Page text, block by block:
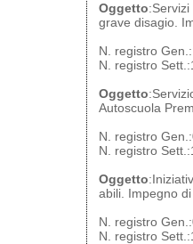
Oggetto
grave disagio.
N. registro
N. registro
Oggetto
Autoscuola
N. registro
N. registro
Oggetto
abili. Impegno di
N. registro
N. registro